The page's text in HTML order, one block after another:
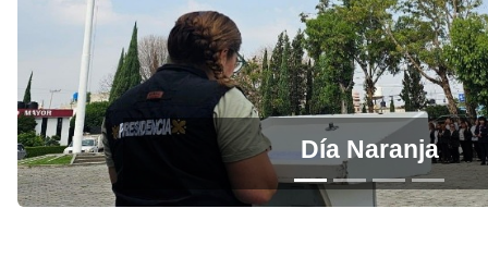
Día Naranja